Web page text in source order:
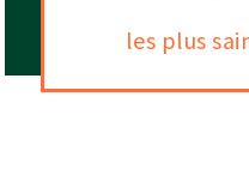
les plus